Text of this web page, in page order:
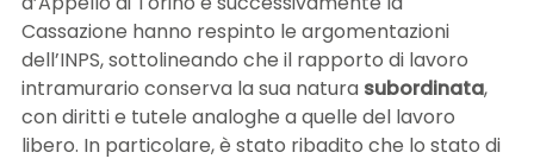
Cassazione hanno respinto le argomentazioni
dell’INPS, sottolineando che il rapporto di lavoro
intramurario conserva la sua natura subordinata,
con diritti e tutele analoghe a quelle del lavoro
libero. In particolare, è stato ribadito che lo stato di